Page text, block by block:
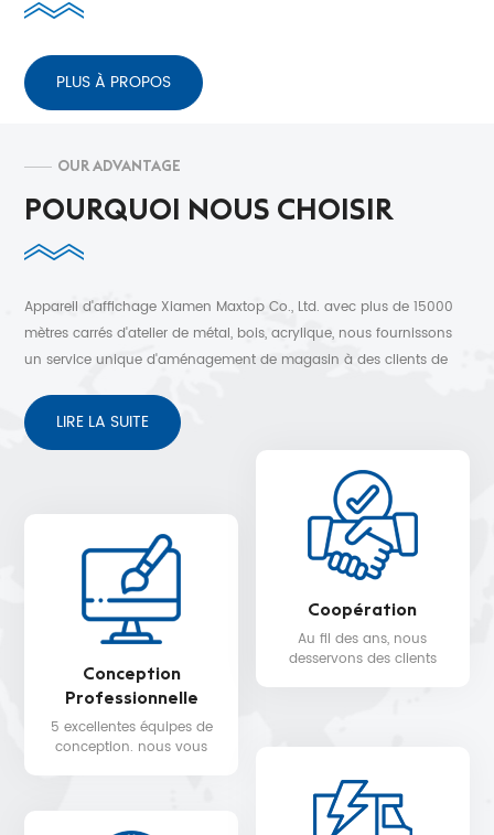
PLUS À PROPOS
OUR ADVANTAGE
POURQUOI NOUS CHOISIR
Appareil d'affichage Xiamen Maxtop Co., Ltd. avec plus de 15000
mètres carrés d'atelier de métal, bois, acrylique, nous fournissons
un service unique d'aménagement de magasin à des clients de
service après-vente sans soucis.
LIRE LA SUITE
Conception
Professionnelle
5 excellentes équipes de
conception. nous vous
Coopération
Au fil des ans, nous
desservons des clients